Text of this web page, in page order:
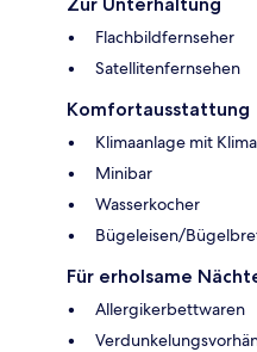
Flachbildfernseher
Satellitenfernsehen
Komfortausstattung
Klimaanlage mit
Minibar
Wasserkocher
Bügeleisen/
Für erholsame
Allergikerbettwaren